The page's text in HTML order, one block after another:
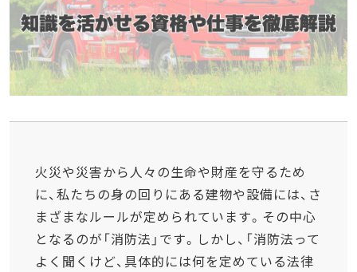
火災や災害から人々の生命や財産を守るため
に、私たちの身の回りにある建物や設備には、さ
まざまなルールが定められています。その中心
となるのが「消防法」です。しかし、「消防法って
よく聞くけど、具体的には何を定めている法律